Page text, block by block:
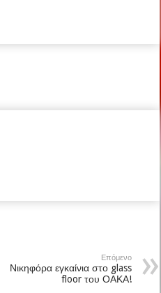
Επόμενο
Νικηφόρα εγκαίνια στο glass
floor του ΟΑΚΑ!